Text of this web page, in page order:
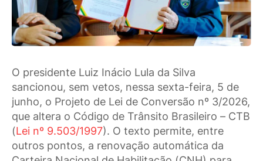
O presidente Luiz Inácio Lula da Silva
sancionou, sem vetos, nessa sexta-feira, 5 de
junho, o Projeto de Lei de Conversão nº 3/2026,
que altera o Código de Trânsito Brasileiro – CTB
(Lei nº 9.503/1997). O texto permite, entre
outros pontos, a renovação automática da